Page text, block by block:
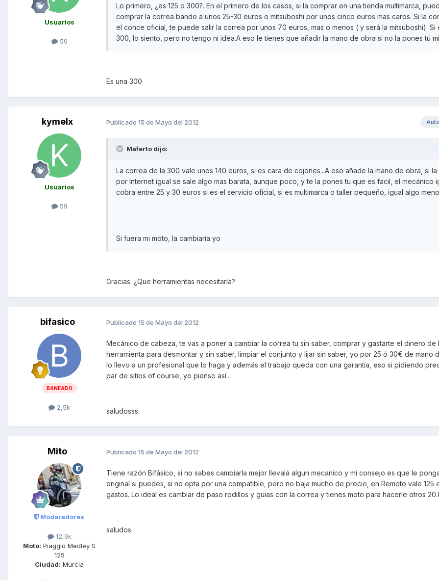
Usuarios
59
Lo primero, ¿es 125 o 300?. En el primero de los casos, si la comprar en una tienda multimarca,
comprar la correa bando a unos 25-30 euros o mitsuboshi por unos cinco euros mas caros. Si la
el conce oficial, te puede salir la correa por unos 70 euros, mas o menos ( y será la mitsuboshi). Si
300, lo siento, pero no tengo ni idea.A eso le tienes que añadir la mano de obra si no la pones tú
Es una 300
kymelx
Usuarios
59
Publicado 15 de Mayo del 2012
Maferto dijo:
La correa de la 300 vale unos 140 euros, si es cara de cojones...A eso añade la mano de obra, si
por Internet igual se sale algo mas barata, aunque poco, y te la pones tu que es facil, el mecánico
cobra entre 25 y 30 euros si es el servicio oficial, si es multimarca o taller pequeño, igual algo
Si fuera mi moto, la cambiaría yo
Gracias. ¿Que herramientas necesitaría?
bifasico
BANEADO
2,5k
Publicado 15 de Mayo del 2012
Mecánico de cabeza, te vas a poner a cambiar la correa tu sin saber, comprar y gastarte el dinero de
herramienta para desmontar y sin saber, limpiar el conjunto y lijar sin saber, yo por 25 ó 30€ de mano
lo llevo a un profesional que lo haga y además el trabajo queda con una garantía, eso si pidiendo
par de sitios of course, yo pienso así...
saludosss
Mito
Moderadores
12,9k
Moto: Piaggio Medley S
125
Ciudad: Murcia
Publicado 15 de Mayo del 2012
Tiene razón Bifásico, si no sabes cambiarla mejor llevalá algun mecanico y mi consejo es que le
original si puedes, si no opta por una compatible, pero no baja mucho de precio, en Remoto vale 125
gastos. Lo ideal es cambiar de paso rodillos y guias con la correa y tienes moto para hacerle otros
saludos